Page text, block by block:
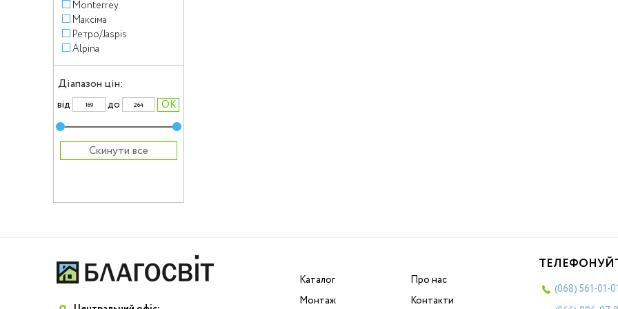
Monterrey
Максіма
Ретро/Jaspis
Alpina
Діапазон цін:
вiд до
Скинути все
Каталог
Монтаж
Про нас
Контакти
(068) 561-01-